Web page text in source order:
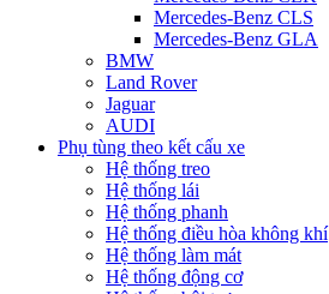
Mercedes-Benz CLS
Mercedes-Benz GLA
BMW
Land Rover
Jaguar
AUDI
Phụ tùng theo kết cấu xe
Hệ thống treo
Hệ thống lái
Hệ thống phanh
Hệ thống điều hòa không khí
Hệ thống làm mát
Hệ thống động cơ